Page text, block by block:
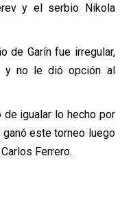
y el serbio Nikola
de Garín fue irregular,
y no le dió opción al
de igualar lo hecho por
ganó este torneo luego
Ferrero.